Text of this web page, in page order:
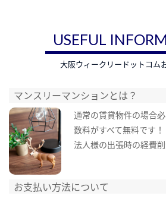
USEFUL
大阪ウィークリードットコム
マンスリーマンションとは？
通常の賃貸物件の場合
数料がすべて無料です！
法人様の出張時の経費
お支払い方法について